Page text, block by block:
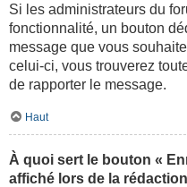
Si les administrateurs du
fonctionnalité, un bouton
message que vous
celui-ci, vous trouverez
de rapporter le message.
Haut
À quoi sert le bouton «
affiché lors de la